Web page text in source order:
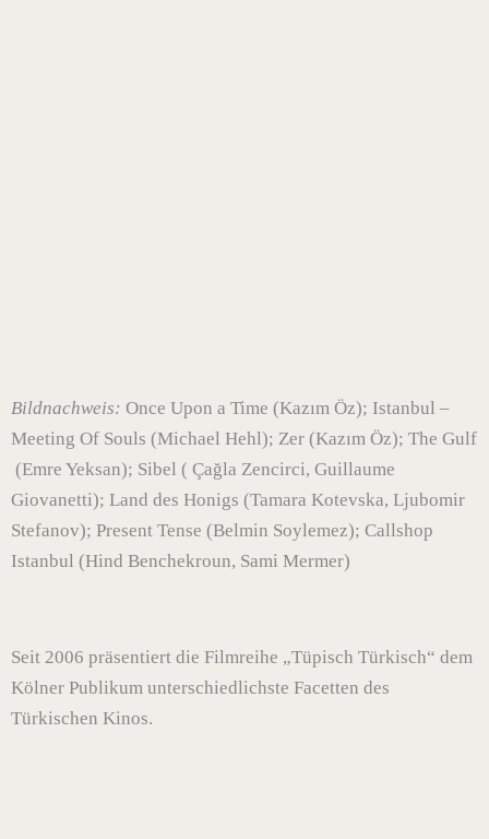
Bildnachweis: Once Upon a Time (Kazım Öz); Istanbul –
Meeting Of Souls (Michael Hehl); Zer (Kazım Öz); The Gulf
(Emre Yeksan); Sibel ( Çağla Zencirci, Guillaume
Giovanetti); Land des Honigs (Tamara Kotevska, Ljubomir
Stefanov); Present Tense (Belmin Soylemez); Callshop
Istanbul (Hind Benchekroun, Sami Mermer)
Seit 2006 präsentiert die Filmreihe „Tüpisch Türkisch“ dem
Kölner Publikum unterschiedlichste Facetten des
Türkischen Kinos.